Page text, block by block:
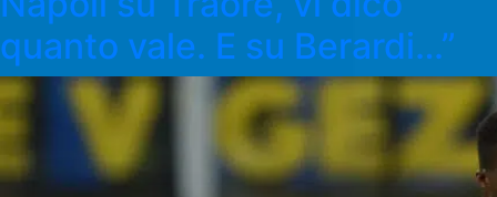
quanto vale. E su Berardi…”